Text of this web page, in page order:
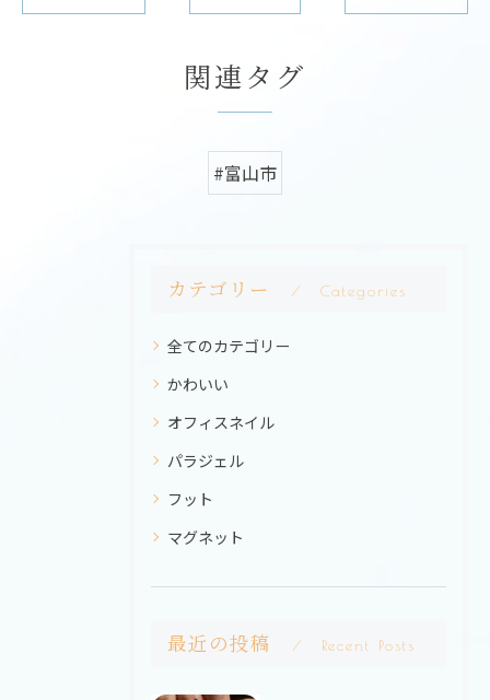
関連タグ
#富山市
カテゴリー Categories
全てのカテゴリー
かわいい
オフィスネイル
パラジェル
フット
マグネット
最近の投稿 Recent Posts